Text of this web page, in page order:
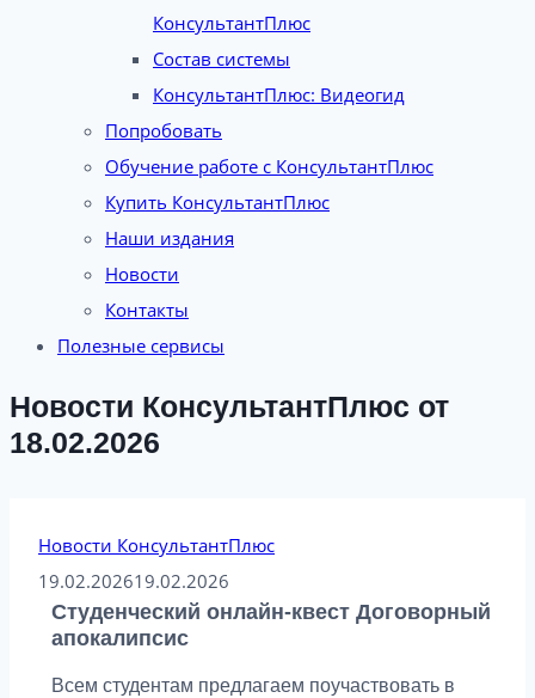
КонсультантПлюс
Состав системы
КонсультантПлюс: Видеогид
Попробовать
Обучение работе с КонсультантПлюс
Купить КонсультантПлюс
Наши издания
Новости
Контакты
Полезные сервисы
Новости КонсультантПлюс от
18.02.2026
Новости КонсультантПлюс
19.02.202619.02.2026
Студенческий онлайн-квест Договорный
апокалипсис
Всем студентам предлагаем поучаствовать в